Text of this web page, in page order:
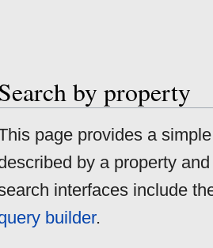
by property
page provides a
by a property
interfaces include
builder.